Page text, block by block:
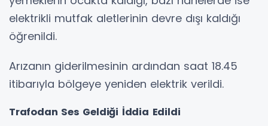
elektrikli mutfak aletlerinin devre dışı kaldığı
öğrenildi.
Arızanın giderilmesinin ardından saat 18.45
itibarıyla bölgeye yeniden elektrik verildi.
Trafodan Ses Geldiği İddia Edildi